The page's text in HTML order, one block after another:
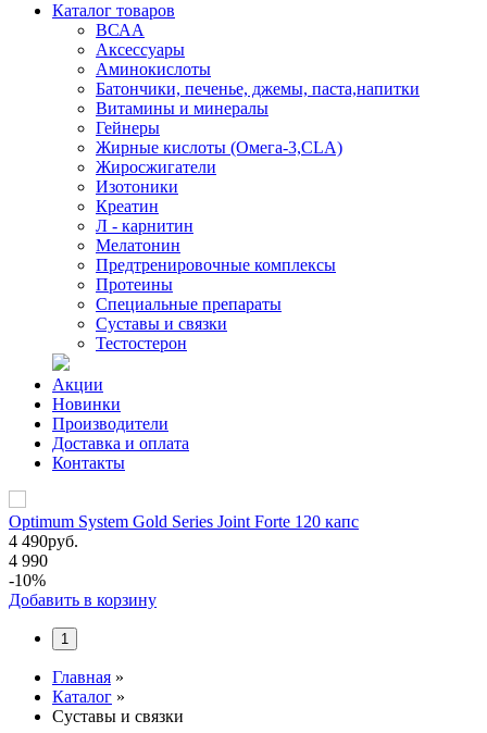
Каталог товаров
ВСАА
Аксессуары
Аминокислоты
Батончики, печенье, джемы, паста,напитки
Витамины и минералы
Гейнеры
Жирные кислоты (Омега-3,CLA)
Жиросжигатели
Изотоники
Креатин
Л - карнитин
Мелатонин
Предтренировочные комплексы
Протеины
Специальные препараты
Суставы и связки
Тестостерон
Акции
Новинки
Производители
Доставка и оплата
Контакты
Optimum System Gold Series Joint Forte 120 капс
4 490руб.
4 990
-10%
Добавить в корзину
1
Главная »
Каталог »
Суставы и связки